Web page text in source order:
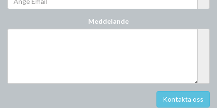
Meddelande